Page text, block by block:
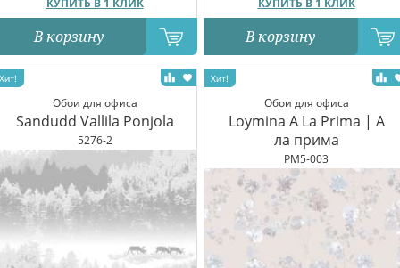
В корзину В корзину
Обои для офиса
Sandudd Vallila Ponjola
5276-2
Обои для офиса
Loymina A La Prima | А
ла прима
PM5-003